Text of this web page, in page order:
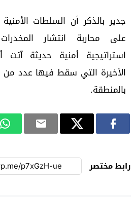
جدير بالذكر أن السلطات
على محاربة انتشار
استراتيجية أمنية حديثة آتت
الأخيرة التي سقط فيها عدد
بالمنطقة.
رابط مختصر